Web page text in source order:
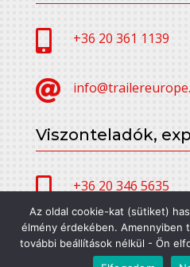
 +36 20 361 1139

Viszonteladók,
 +36 20 346 5635

Az oldal cookie-kat (sütiket)
élmény érdekében. Amennyiben
további beállítások nélkül - Ön